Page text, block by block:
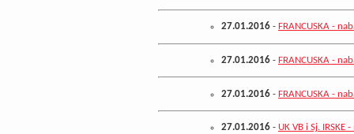
27.01.2016 - FRANCUSKA -
27.01.2016 - FRANCUSKA -
27.01.2016 - FRANCUSKA -
27.01.2016 - UK VB i Sj.